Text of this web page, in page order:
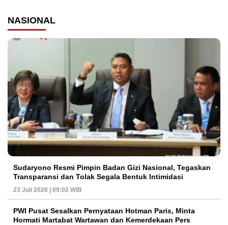
NASIONAL
Sudaryono Resmi Pimpin Badan Gizi Nasional, Tegaskan
Transparansi dan Tolak Segala Bentuk Intimidasi
23 Juli 2026 | 09:02 WIB
PWI Pusat Sesalkan Pernyataan Hotman Paris, Minta
Hormati Martabat Wartawan dan Kemerdekaan Pers